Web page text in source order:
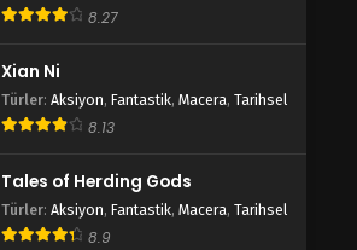
8.27
Xian Ni
Türler: Aksiyon, Fantastik, Macera, Tarihsel
8.13
Tales of Herding Gods
Türler: Aksiyon, Fantastik, Macera, Tarihsel
8.9